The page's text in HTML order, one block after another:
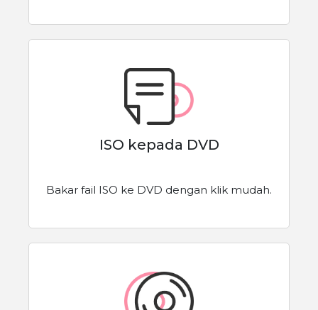
ISO kepada DVD
Bakar fail ISO ke DVD dengan klik mudah.